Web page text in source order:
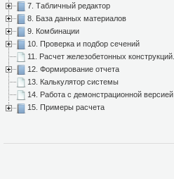
7. Табличный редактор
8. База данных материалов
9. Комбинации
10. Проверка и подбор сечений
11. Расчет железобетонных конструкций.
12. Формирование отчета
13. Калькулятор системы
14. Работа с демонстрационной версией
15. Примеры расчета